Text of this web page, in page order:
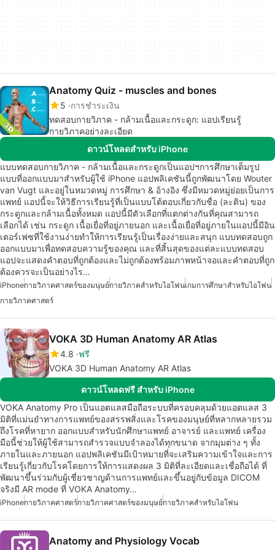
Anatomy Quiz - muscles and bones
5 การชำระเงิน
ทดสอบกายวิภาค - กล้ามเนื้อและกระดูก: แอปเรียนรู้
กายวิภาคอย่างละเอียด
ดาวน์โหลดสำหรับ iPhone
แบบทดสอบกายวิภาค - กล้ามเนื้อและกระดูกเป็นแอปฯการศึกษาเต็มรูป
แบบที่ออกแบบมาสำหรับผู้ใช้ iPhone แอปพลิเคชันนี้ถูกพัฒนาโดย Wouter
van Vugt และอยู่ในหมวดหมู่ การศึกษา & อ้างอิง ซึ่งมีหมวดหมู่ย่อยเป็นการ
แพทย์ แอปนี้จะให้วิธีการเรียนรู้ที่เป็นแบบโต้ตอบเกี่ยวกับชื่อ (ละติน) ของ
กระดูกและกล้ามเนื้อทั้งหมด แอปนี้มีตัวเลือกที่แตกต่างกันที่คุณสามารถ
เลือกได้ เช่น กระดูก เนื้อเยื่อที่อยู่ภายนอก และเนื้อเยื่อที่อยู่ภายในแอปนี้มีอิน
เตอร์เฟซที่ใช้งานง่ายทำให้การเรียนรู้เป็นเรื่องง่ายและสนุก แบบทดสอบถูก
ออกแบบมาเพื่อทดสอบความรู้ของคุณ และที่สิ้นสุดของแต่ละแบบทดสอบ
แอปจะแสดงคำตอบที่ถูกต้องและไม่ถูกต้องพร้อมภาพหน้าจอและคำตอบที่ถูก
ต้องควรจะเป็นอย่างไร…
iPhoneกายวิภาคศาสตร์ของมนุษย์กายวิภาคสำหรับไอโฟนเกมการศึกษาสำหรับไอโฟน
กายวิภาคศาสตร์
VOKA 3D Human Anatomy AR Atlas
4.8 ฟรี
VOKA 3D Human Anatomy AR Atlas
ดาวน์โหลดฟรี สำหรับ iPhone
VOKA Anatomy Pro เป็นแอตแลสมือถือระบบที่ครอบคลุมด้วยแอตแลส 3
มิติที่แม่นยำทางการแพทย์ของสรรพสิ่งและโรคของมนุษย์ที่หลากหลายรวม
ถึงโรคที่หายาก ออกแบบสำหรับนักศึกษาแพทย์ อาจารย์ และแพทย์ เครื่อง
มือนี้ช่วยให้ผู้ใช้สามารถสำรวจแบบจำลองได้ทุกขนาด จากมุมต่าง ๆ ทั้ง
ภายในและภายนอก แอปพลิเคชันมีเป้าหมายที่จะเสริมความเข้าใจและการ
เรียนรู้เกี่ยวกับโรคโดยการให้การแสดงผล 3 มิติที่ละเอียดและเชื่อถือได้ ที่
พัฒนาขึ้นร่วมกับผู้เชี่ยวชาญด้านการแพทย์และขึ้นอยู่กับข้อมูล DICOM
จริงมี AR mode ที่ VOKA Anatomy…
iPhoneกายวิภาคศาสตร์กายวิภาคศาสตร์ของมนุษย์กายวิภาคสำหรับไอโฟน
Anatomy and Physiology Vocab